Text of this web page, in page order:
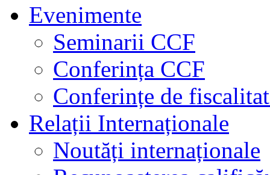
Evenimente
Seminarii CCF
Conferința CCF
Conferințe de
Relații Internaționale
Noutăți internaționale